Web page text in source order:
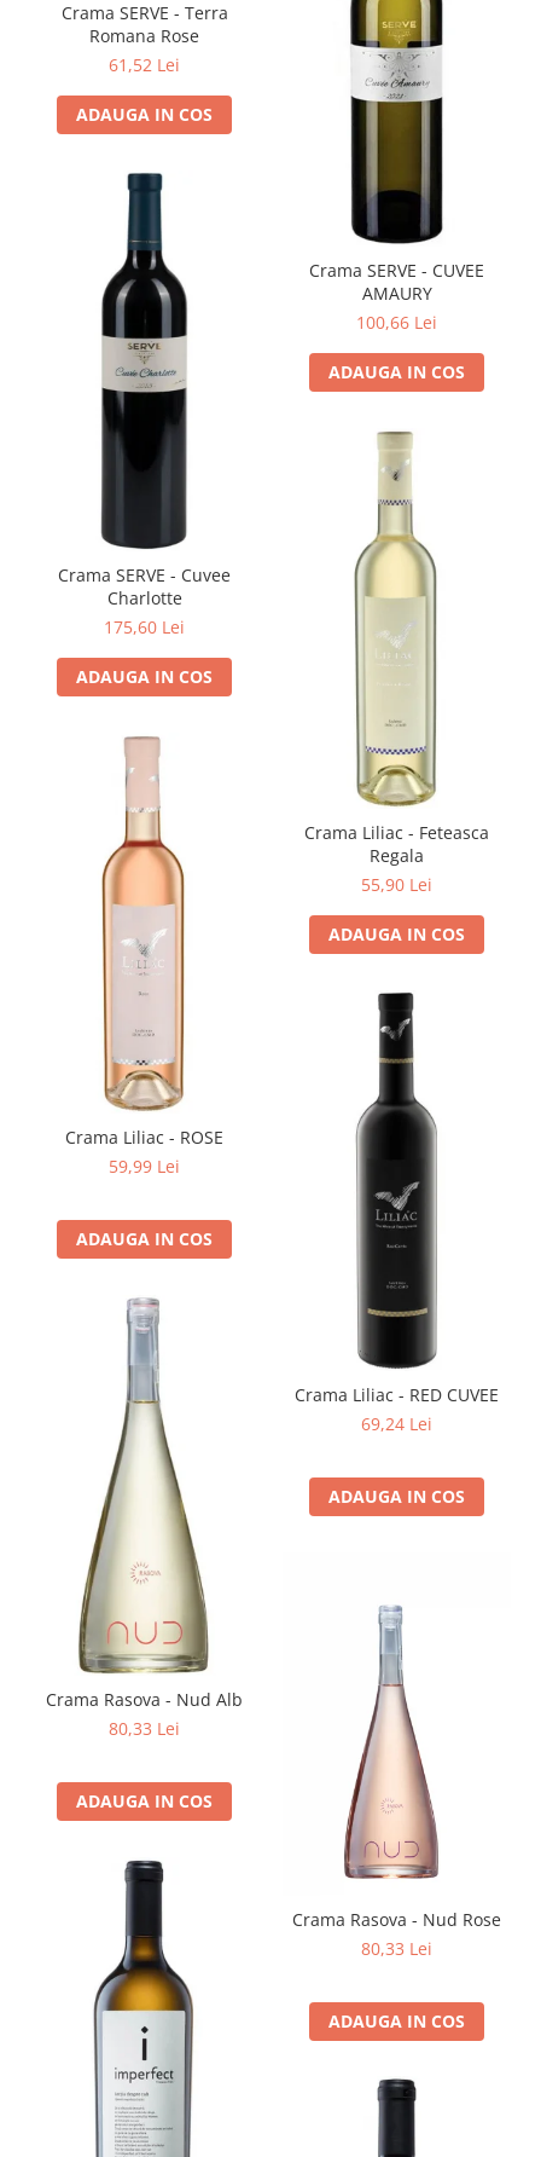
Crama SERVE - Terra
Romana Rose
61,52 Lei
ADAUGA IN COS
Crama SERVE - CUVEE
AMAURY
100,66 Lei
ADAUGA IN COS
Crama SERVE - Cuvee
Charlotte
175,60 Lei
ADAUGA IN COS
Crama Liliac - Feteasca
Regala
55,90 Lei
ADAUGA IN COS
Crama Liliac - ROSE
59,99 Lei
ADAUGA IN COS
Crama Liliac - RED CUVEE
69,24 Lei
ADAUGA IN COS
Crama Rasova - Nud Alb
80,33 Lei
ADAUGA IN COS
Crama Rasova - Nud Rose
80,33 Lei
ADAUGA IN COS